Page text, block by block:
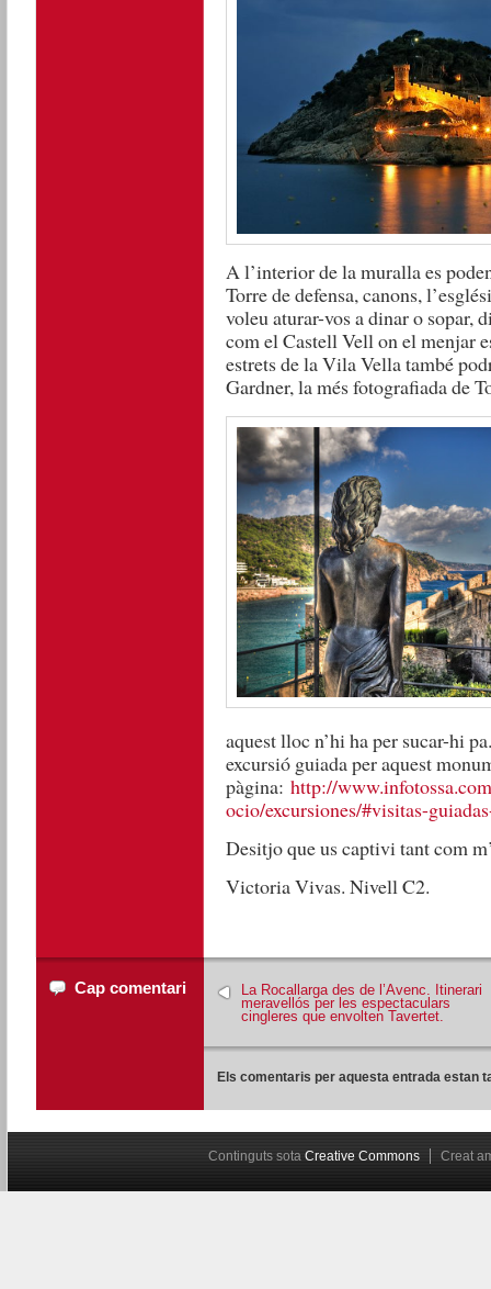
A l’interior de la muralla es
Torre de defensa, canons,
voleu aturar-vos a dinar o sopar,
com el Castell Vell on el menjar
estrets de la Vila Vella també
Gardner, la més fotografiada de
aquest lloc n’hi ha per sucar-hi
excursió guiada per aquest
pàgina: http://
ocio/excursiones/#visitas-
Desitjo que us captivi tant com
Victoria Vivas. Nivell C2.
Cap comentari
La Rocallarga des de l’Avenc. Itinerari
meravellós per les espectaculars
cingleres que envolten Tavertet.
Els comentaris per aquesta entrada estan
Continguts sota Creative Commons Creat